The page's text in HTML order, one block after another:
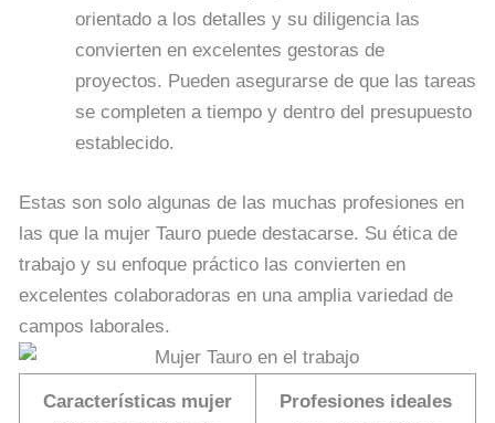
orientado a los detalles y su diligencia las
convierten en excelentes gestoras de
proyectos. Pueden asegurarse de que las tareas
se completen a tiempo y dentro del presupuesto
establecido.
Estas son solo algunas de las muchas profesiones en
las que la mujer Tauro puede destacarse. Su ética de
trabajo y su enfoque práctico las convierten en
excelentes colaboradoras en una amplia variedad de
campos laborales.
Características mujer
Profesiones ideales